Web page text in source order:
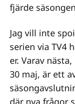
fjärde
Jag vill inte
serien via TV4
er. Varav
30 maj, är ett
där nya frågor